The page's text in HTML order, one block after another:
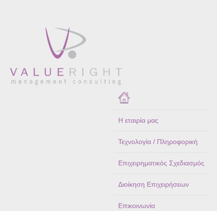
Η εταιρία μας
Τεχνολογία / Πληροφορική
Επιχειρηματικός Σχεδιασμός
Διοίκηση Επιχειρήσεων
Επικοινωνία